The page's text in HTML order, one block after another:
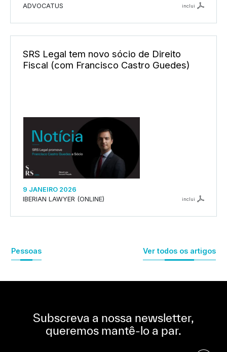
ADVOCATUS
inclui
SRS Legal tem novo sócio de Direito
Fiscal (com Francisco Castro Guedes)
9 JANEIRO 2026
IBERIAN LAWYER (ONLINE)
inclui
Pessoas Ver todos os artigos
Subscreva a nossa newsletter,
queremos mantê-lo a par.